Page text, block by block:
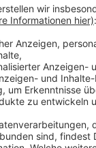
unsere
informieren
Newsletter